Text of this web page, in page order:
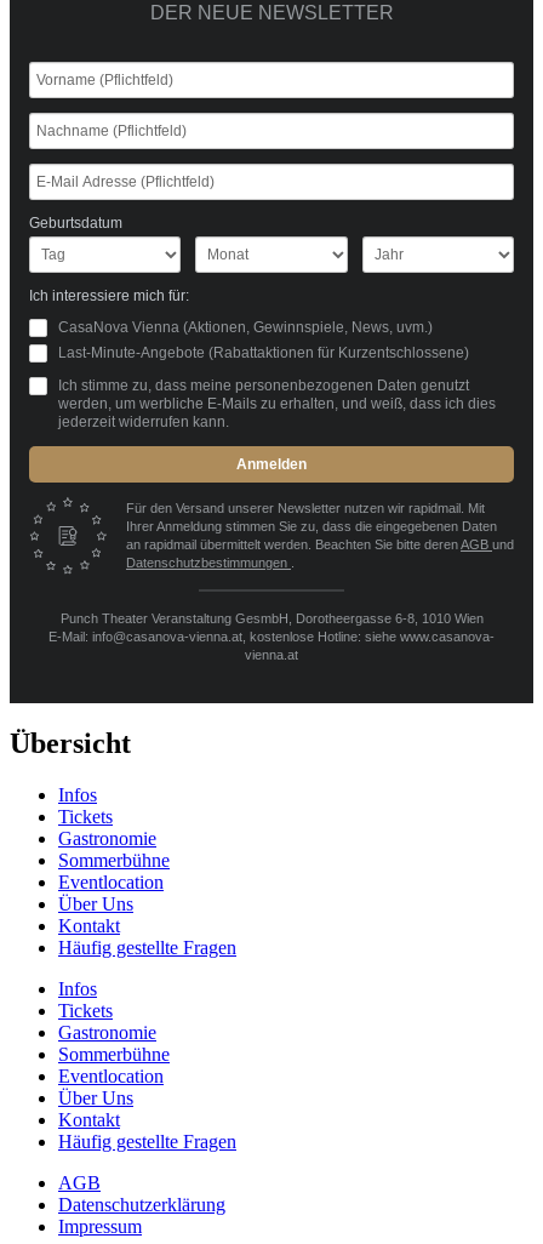
DER NEUE NEWSLETTER
Geburtsdatum
Ich interessiere mich für:
CasaNova Vienna (Aktionen, Gewinnspiele, News, uvm.)
Last-Minute-Angebote (Rabattaktionen für Kurzentschlossene)
Ich stimme zu, dass meine personenbezogenen Daten genutzt
werden, um werbliche E-Mails zu erhalten, und weiß, dass ich dies
jederzeit widerrufen kann.
Anmelden
Für den Versand unserer Newsletter nutzen wir rapidmail. Mit
Ihrer Anmeldung stimmen Sie zu, dass die eingegebenen Daten
an rapidmail übermittelt werden. Beachten Sie bitte derenAGB und
Datenschutzbestimmungen
Punch Theater Veranstaltung GesmbH, Dorotheergasse 6-8, 1010 Wien
E-Mail: info@casanova-vienna.at, kostenlose Hotline: siehe www.casanova-
vienna.at
Übersicht
Infos
Tickets
Gastronomie
Sommerbühne
Eventlocation
Über Uns
Kontakt
Häufig gestellte Fragen
Infos
Tickets
Gastronomie
Sommerbühne
Eventlocation
Über Uns
Kontakt
Häufig gestellte Fragen
AGB
Datenschutzerklärung
Impressum